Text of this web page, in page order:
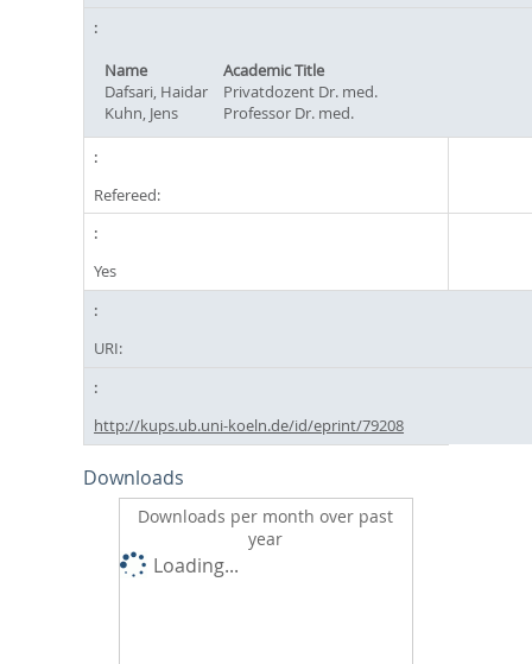
Name
Academic Title
Dafsari, Haidar
Privatdozent Dr. med.
Kuhn, Jens
Professor Dr. med.
Refereed:
Yes
URI:
http://kups.ub.uni-koeln.de/id/eprint/79208
Downloads
Downloads per month over past
year
Loading...